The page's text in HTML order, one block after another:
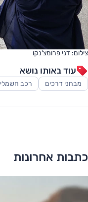
צילום: דני פרומצ'נקו
עוד באותו נושא
מבחני דרכים רכב חשמלי
כתבות אחרונות